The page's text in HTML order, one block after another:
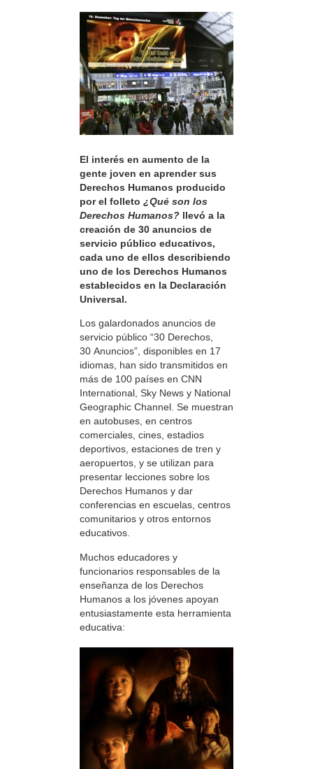
El interés en aumento de la
gente joven en aprender sus
Derechos Humanos producido
por el folleto ¿Qué son los
Derechos Humanos? llevó a la
creación de 30 anuncios de
servicio público educativos,
cada uno de ellos describiendo
uno de los Derechos Humanos
establecidos en la Declaración
Universal.
Los galardonados anuncios de
servicio público “30 Derechos,
30 Anuncios”, disponibles en 17
idiomas, han sido transmitidos en
más de 100 países en CNN
International, Sky News y National
Geographic Channel. Se muestran
en autobuses, en centros
comerciales, cines, estadios
deportivos, estaciones de tren y
aeropuertos, y se utilizan para
presentar lecciones sobre los
Derechos Humanos y dar
conferencias en escuelas, centros
comunitarios y otros entornos
educativos.
Muchos educadores y
funcionarios responsables de la
enseñanza de los Derechos
Humanos a los jóvenes apoyan
entusiastamente esta herramienta
educativa: